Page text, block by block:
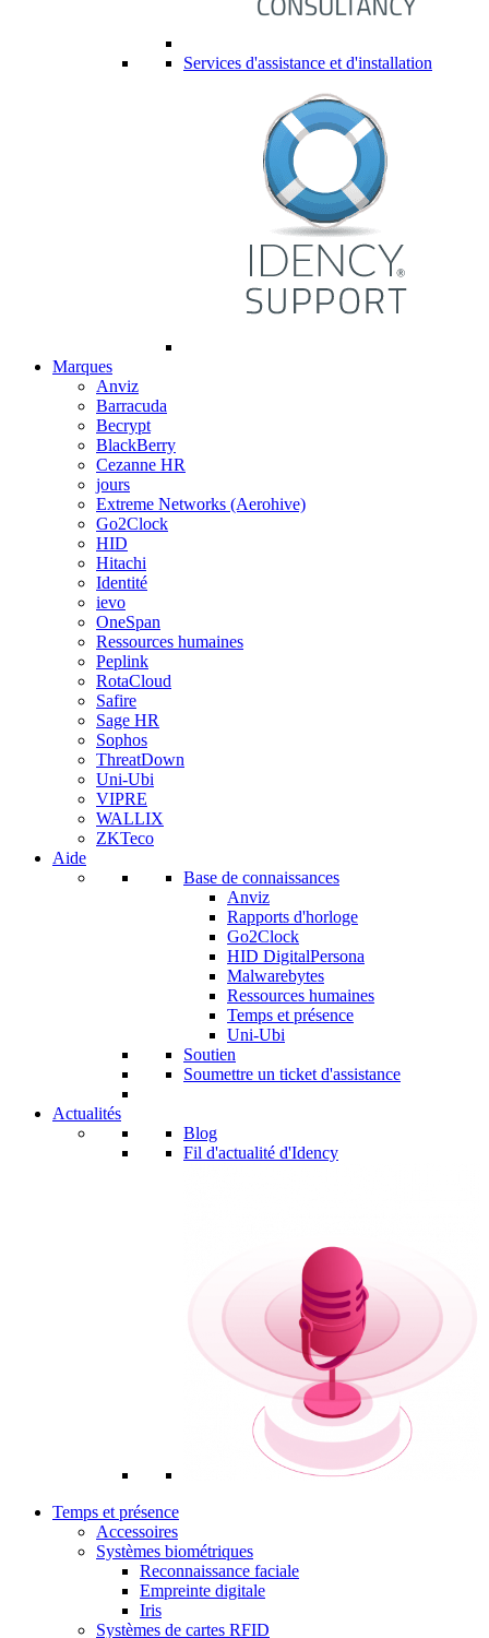
Services d'assistance et d'installation
Marques
Anviz
Barracuda
Becrypt
BlackBerry
Cezanne HR
jours
Extreme Networks (Aerohive)
Go2Clock
HID
Hitachi
Identité
ievo
OneSpan
Ressources humaines
Peplink
RotaCloud
Safire
Sage HR
Sophos
ThreatDown
Uni-Ubi
VIPRE
WALLIX
ZKTeco
Aide
Base de connaissances
Anviz
Rapports d'horloge
Go2Clock
HID DigitalPersona
Malwarebytes
Ressources humaines
Temps et présence
Uni-Ubi
Soutien
Soumettre un ticket d'assistance
Actualités
Blog
Fil d'actualité d'Idency
Temps et présence
Accessoires
Systèmes biométriques
Reconnaissance faciale
Empreinte digitale
Iris
Systèmes de cartes RFID